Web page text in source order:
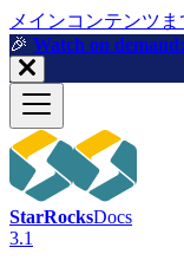
メインコンテンツ
🎉️ Watch on
StarRocksDocs
3.1